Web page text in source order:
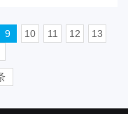
加本项目的竞争性磋
号：四川银行巴分集
9 10 11 12
13